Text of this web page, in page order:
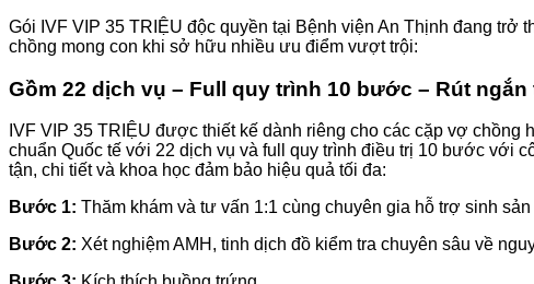
Gói IVF VIP 35 TRIỆU độc quyền tại Bệnh viện An Thịnh đang
chồng mong con khi sở hữu nhiều ưu điểm vượt trội:
Gồm 22 dịch vụ – Full quy trình 10 bước – Rút
IVF VIP 35 TRIỆU được thiết kế dành riêng cho các cặp vợ
chuẩn Quốc tế với 22 dịch vụ và full quy trình điều trị 10 bước với
tận, chi tiết và khoa học đảm bảo hiệu quả tối đa:
Bước 1: Thăm khám và tư vấn 1:1 cùng chuyên gia hỗ trợ sinh
Bước 2: Xét nghiệm AMH, tinh dịch đồ kiểm tra chuyên sâu về